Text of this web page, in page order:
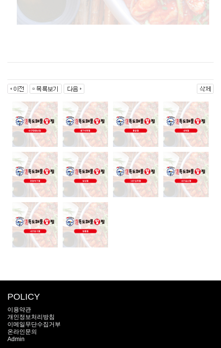
POLICY
이용약관
개인정보처리방침
이메일무단수집거부
온라인문의
Admin